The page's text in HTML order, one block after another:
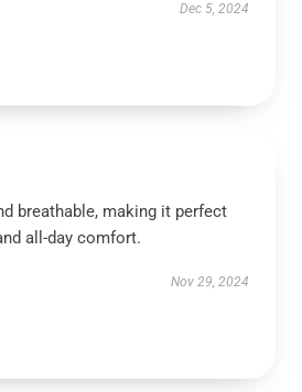
Dec 5, 2024
breathable, making it perfect
all-day comfort.
Nov 29, 2024